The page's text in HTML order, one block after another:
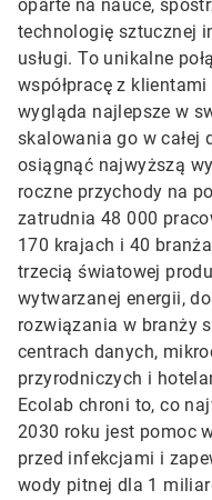
oparte na nauce,
technologię sztucznej
usługi. To unikalne
współpracę z
wygląda najlepsze w
skalowania go w całej
osiągnąć najwyższą
roczne przychody na
zatrudnia 48 000
170 krajach i 40
trzecią światowej
wytwarzanej energii,
rozwiązania w branży
centrach danych,
przyrodniczych i
Ecolab chroni to, co
2030 roku jest pomoc
przed infekcjami i
wody pitnej dla 1